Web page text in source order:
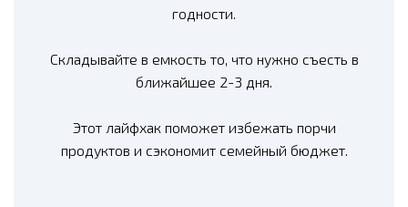
годности.
Складывайте в емкость то, что нужно съесть в
ближайшее 2-3 дня.
Этот лайфхак поможет избежать порчи
продуктов и сэкономит семейный бюджет.